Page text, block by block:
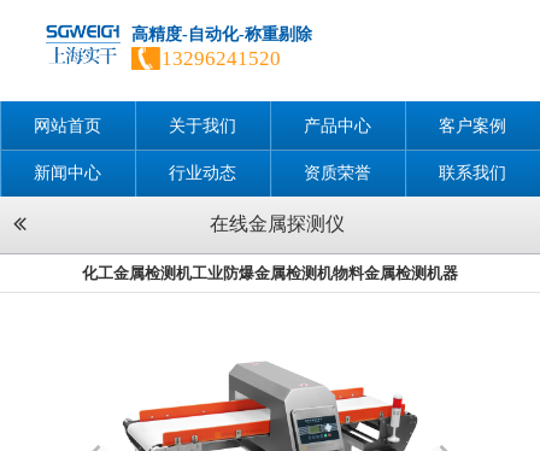
高精度-自动化-称重剔除
13296241520
网站首页 关于我们 产品中心 客户案例
新闻中心 行业动态 资质荣誉 联系我们
在线金属探测仪
化工金属检测机工业防爆金属检测机物料金属检测机器